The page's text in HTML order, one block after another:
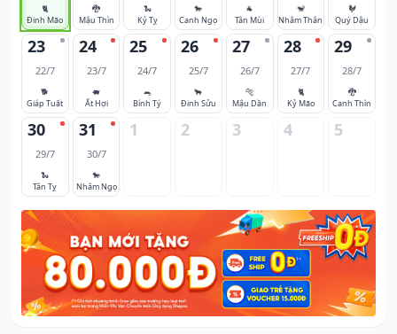
🐈
Đinh Mão
🐉
Mậu Thìn
🐍
Kỷ Tỵ
🐎
Canh Ngọ
🐐
Tân Mùi
🐒
Nhâm Thân
🐓
Quý Dậu
23
22/7
🐕
Giáp Tuất
24
23/7
🐖
Ất Hợi
25
24/7
🐀
Bính Tý
26
25/7
🐂
Đinh Sửu
27
26/7
🐅
Mậu Dần
28
27/7
🐈
Kỷ Mão
29
28/7
🐉
Canh Thìn
30
29/7
🐍
Tân Tỵ
31
30/7
🐎
Nhâm Ngọ
1 2 3 4 5